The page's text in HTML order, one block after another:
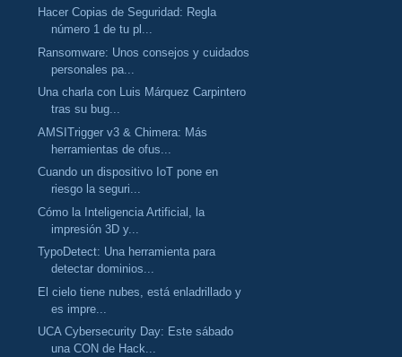
Hacer Copias de Seguridad: Regla
número 1 de tu pl...
Ransomware: Unos consejos y cuidados
personales pa...
Una charla con Luis Márquez Carpintero
tras su bug...
AMSITrigger v3 & Chimera: Más
herramientas de ofus...
Cuando un dispositivo IoT pone en
riesgo la seguri...
Cómo la Inteligencia Artificial, la
impresión 3D y...
TypoDetect: Una herramienta para
detectar dominios...
El cielo tiene nubes, está enladrillado y
es impre...
UCA Cybersecurity Day: Este sábado
una CON de Hack...